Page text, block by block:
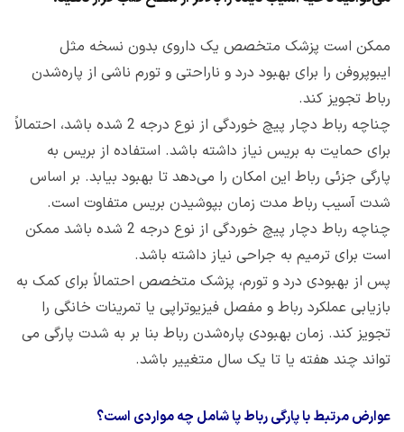
ممکن است پزشک متخصص یک داروی بدون نسخه مثل
ایبوپروفن را برای بهبود درد و ناراحتی و تورم ناشی از پاره‌شدن
رباط تجویز کند.
چناچه رباط دچار پیچ خوردگی از نوع درجه 2 شده باشد، احتمالاً
برای حمایت به بریس نیاز داشته باشد. استفاده از بریس به
پارگی جزئی رباط این امکان را می‌دهد تا بهبود بیابد. بر اساس
شدت آسیب رباط مدت زمان بپوشیدن بریس متفاوت است.
چناچه رباط دچار پیچ خوردگی از نوع درجه 2 شده باشد ممکن
است برای ترمیم به جراحی نیاز داشته باشد.
پس از بهبودی درد و تورم، پزشک متخصص احتمالاً برای کمک به
بازیابی عملکرد رباط و مفصل فیزیوتراپی یا تمرینات خانگی را
تجویز کند. زمان بهبودی پاره‌شدن رباط بنا بر به شدت پارگی می
تواند چند هفته یا تا یک سال متغییر باشد.
عوارض مرتبط با پارگی رباط پا شامل چه مواردی است؟